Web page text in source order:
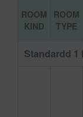
ROOM
KIND
ROOM
TYPE
Standardd 1